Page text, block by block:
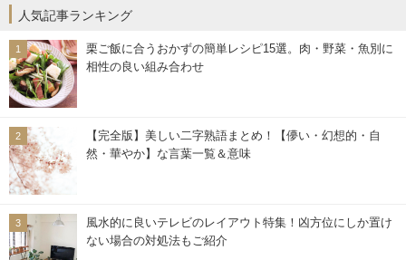
人気記事ランキング
栗ご飯に合うおかずの簡単レシピ15選。肉・野菜・魚別に
相性の良い組み合わせ
【完全版】美しい二字熟語まとめ！【儚い・幻想的・自
然・華やか】な言葉一覧＆意味
風水的に良いテレビのレイアウト特集！凶方位にしか置け
ない場合の対処法もご紹介